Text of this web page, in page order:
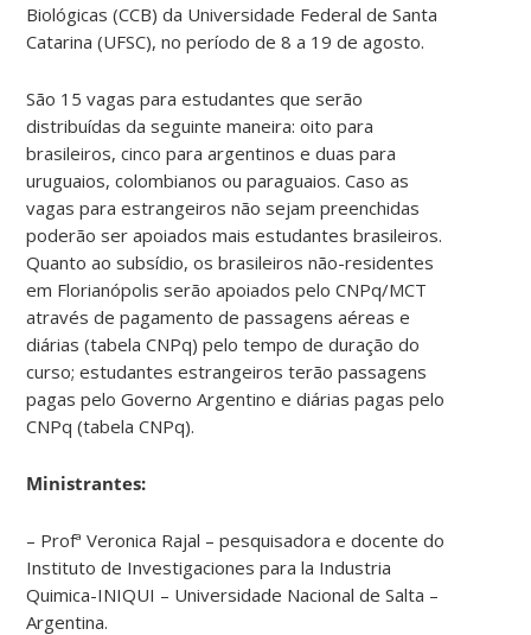
Biológicas (CCB) da Universidade Federal de Santa
Catarina (UFSC), no período de 8 a 19 de agosto.
São 15 vagas para estudantes que serão
distribuídas da seguinte maneira: oito para
brasileiros, cinco para argentinos e duas para
uruguaios, colombianos ou paraguaios. Caso as
vagas para estrangeiros não sejam preenchidas
poderão ser apoiados mais estudantes brasileiros.
Quanto ao subsídio, os brasileiros não-residentes
em Florianópolis serão apoiados pelo CNPq/MCT
através de pagamento de passagens aéreas e
diárias (tabela CNPq) pelo tempo de duração do
curso; estudantes estrangeiros terão passagens
pagas pelo Governo Argentino e diárias pagas pelo
CNPq (tabela CNPq).
Ministrantes:
– Profª Veronica Rajal – pesquisadora e docente do
Instituto de Investigaciones para la Industria
Quimica-INIQUI – Universidade Nacional de Salta –
Argentina.